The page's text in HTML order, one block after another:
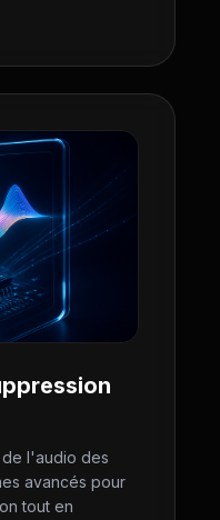
l'audio des
avancés pour
tout en